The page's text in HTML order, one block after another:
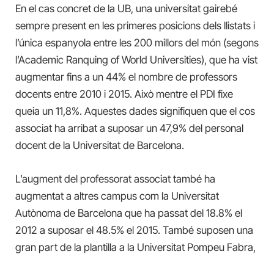
En el cas concret de la UB, una universitat gairebé
sempre present en les primeres posicions dels llistats i
l’única espanyola entre les 200 millors del món (segons
l’Academic Ranquing of World Universities), que ha vist
augmentar fins a un 44% el nombre de professors
docents entre 2010 i 2015. Això mentre el PDI fixe
queia un 11,8%. Aquestes dades signifiquen que el cos
associat ha arribat a suposar un 47,9% del personal
docent de la Universitat de Barcelona.
L’augment del professorat associat també ha
augmentat a altres campus com la Universitat
Autònoma de Barcelona que ha passat del 18.8% el
2012 a suposar el 48.5% el 2015. També suposen una
gran part de la plantilla a la Universitat Pompeu Fabra,